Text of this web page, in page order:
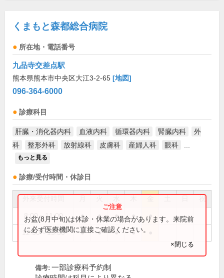
くまもと森都総合病院
所在地・電話番号
九品寺交差点駅
熊本県熊本市中央区大江3-2-65 [地図]
096-364-6000
診療科目
肝臓・消化器内科 血液内科 循環器内科 腎臓内科
外
科
整形外科 放射線科 皮膚科 産婦人科 眼科
もっと見る
診療/受付時間・休診日
祝
8:00～11:00 ● ● ● ● ●
12:30～15:30 ● ● ● ●
お盆(8月中旬)は休診・休業の場合があります。来院前
に必ず医療機関に直接ご確認ください。
×閉じる
備考: 一部診療科予約制